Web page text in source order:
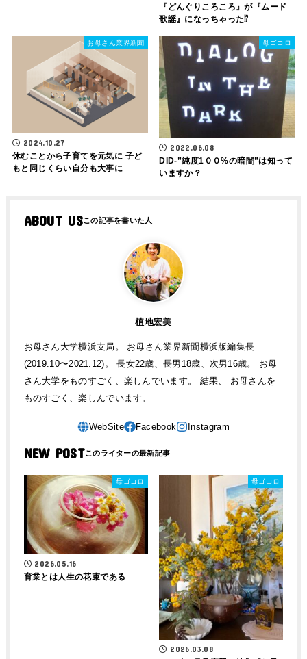
『どんぐりころころ』が『ムード
歌謡』になっちゃった⁉
お母さん業界新聞
2024.10.27
休むことから子育てを元気に 子ど
もと同じくらい自分も大事に
母ゴコロ
2022.06.08
DID-”純度1００%の暗闇”は知って
いますか？
ABOUT US
植地宏美
お母さん大学横浜支局。 お母さん業界新聞横浜版編集長
(2019.10〜2021.12)。 長女22歳、長男18歳、次男16歳。 お母
さん大学をものすごく、楽しんでいます。 結果、 お母さんを
ものすごく、楽しんでいます。
NEW POST
母ゴコロ
2026.05.16
育業とは人生の花束である
母ゴコロ
2026.03.08